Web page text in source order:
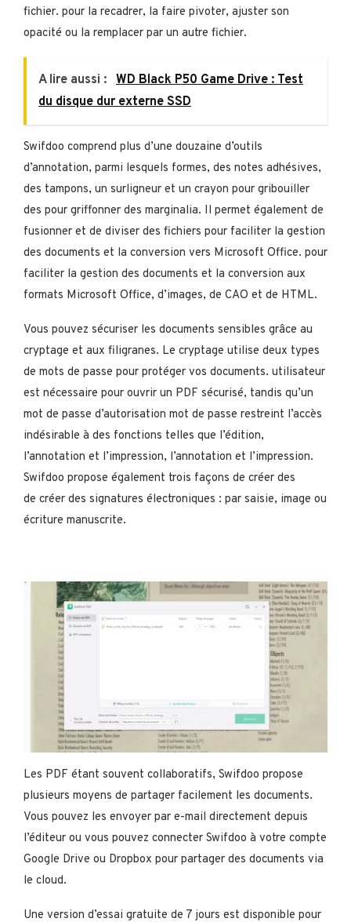
fichier. pour la recadrer, la faire pivoter, ajuster son
opacité ou la remplacer par un autre fichier.
A lire aussi : WD Black P50 Game Drive : Test
du disque dur externe SSD
Swifdoo comprend plus d’une douzaine d’outils
d’annotation, parmi lesquels formes, des notes adhésives,
des tampons, un surligneur et un crayon pour gribouiller
des pour griffonner des marginalia. Il permet également de
fusionner et de diviser des fichiers pour faciliter la gestion
des documents et la conversion vers Microsoft Office. pour
faciliter la gestion des documents et la conversion aux
formats Microsoft Office, d’images, de CAO et de HTML.
Vous pouvez sécuriser les documents sensibles grâce au
cryptage et aux filigranes. Le cryptage utilise deux types
de mots de passe pour protéger vos documents. utilisateur
est nécessaire pour ouvrir un PDF sécurisé, tandis qu’un
mot de passe d’autorisation mot de passe restreint l’accès
indésirable à des fonctions telles que l’édition,
l’annotation et l’impression, l’annotation et l’impression.
Swifdoo propose également trois façons de créer des
de créer des signatures électroniques : par saisie, image ou
écriture manuscrite.
Les PDF étant souvent collaboratifs, Swifdoo propose
plusieurs moyens de partager facilement les documents.
Vous pouvez les envoyer par e-mail directement depuis
l’éditeur ou vous pouvez connecter Swifdoo à votre compte
Google Drive ou Dropbox pour partager des documents via
le cloud.
Une version d’essai gratuite de 7 jours est disponible pour